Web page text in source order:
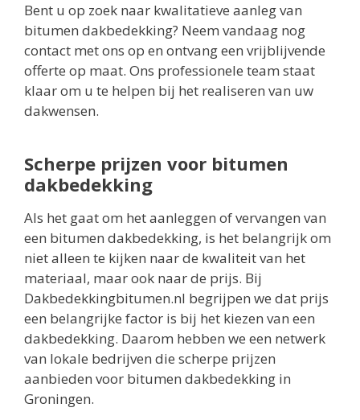
Bent u op zoek naar kwalitatieve aanleg van
bitumen dakbedekking? Neem vandaag nog
contact met ons op en ontvang een vrijblijvende
offerte op maat. Ons professionele team staat
klaar om u te helpen bij het realiseren van uw
dakwensen.
Scherpe prijzen voor bitumen
dakbedekking
Als het gaat om het aanleggen of vervangen van
een bitumen dakbedekking, is het belangrijk om
niet alleen te kijken naar de kwaliteit van het
materiaal, maar ook naar de prijs. Bij
Dakbedekkingbitumen.nl begrijpen we dat prijs
een belangrijke factor is bij het kiezen van een
dakbedekking. Daarom hebben we een netwerk
van lokale bedrijven die scherpe prijzen
aanbieden voor bitumen dakbedekking in
Groningen.